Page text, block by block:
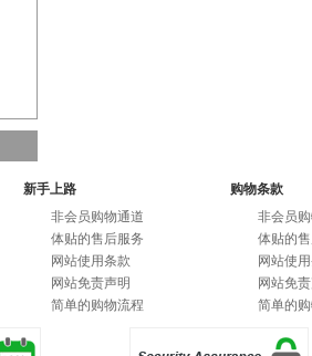
新手上路
非会员购物通道
体贴的售后服务
网站使用条款
网站免责声明
简单的购物流程
购物条款
非会员
体贴的
网站使
网站免
简单的